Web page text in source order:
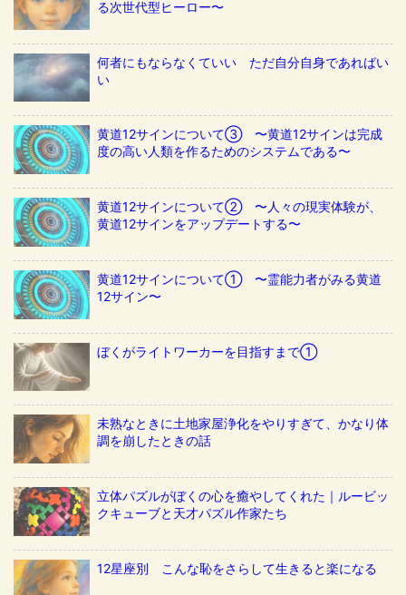
る次世代型ヒーロー〜
何者にもならなくていい ただ自分自身であればい
い
黄道12サインについて③ 〜黄道12サインは完成
度の高い人類を作るためのシステムである〜
黄道12サインについて② 〜人々の現実体験が、
黄道12サインをアップデートする〜
黄道12サインについて① 〜霊能力者がみる黄道
12サイン〜
ぼくがライトワーカーを目指すまで①
未熟なときに土地家屋浄化をやりすぎて、かなり体
調を崩したときの話
立体パズルがぼくの心を癒やしてくれた｜ルービッ
クキューブと天才パズル作家たち
12星座別 こんな恥をさらして生きると楽になる